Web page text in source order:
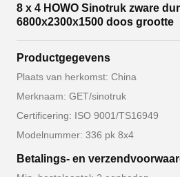
8 x 4 HOWO Sinotruk zware
6800x2300x1500 doos grootte
Productgegevens
Plaats van herkomst: China
Merknaam: GET/sinotruk
Certificering: ISO 9001/TS16949
Modelnummer: 336 pk 8x4
Betalings- en